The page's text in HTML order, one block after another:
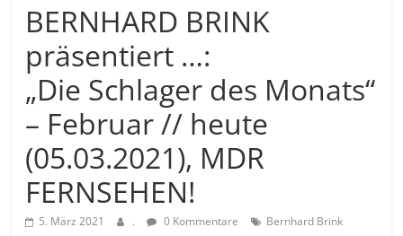
BERNHARD BRINK
präsentiert …:
„Die Schlager des Monats“
– Februar // heute
(05.03.2021), MDR
FERNSEHEN!
5. März 2021 . 0 Kommentare Bernhard Brink